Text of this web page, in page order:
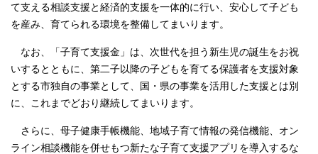
て支える相談支援と経済的支援を一体的に行い、安心して子ども
を産み、育てられる環境を整備してまいります。
なお、「子育て支援金」は、次世代を担う新生児の誕生をお祝
いするとともに、第二子以降の子どもを育てる保護者を支援対象
とする市独自の事業として、国・県の事業を活用した支援とは別
に、これまでどおり継続してまいります。
さらに、母子健康手帳機能、地域子育て情報の発信機能、オン
ライン相談機能を併せもつ新たな子育て支援アプリを導入するな